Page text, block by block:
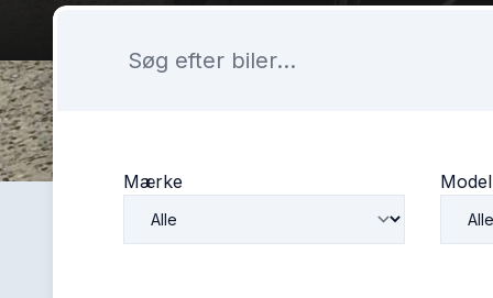
Mærke Model